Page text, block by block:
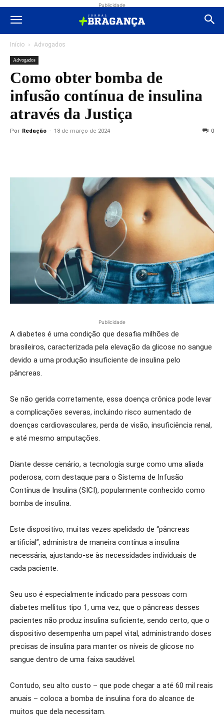
Publicidade
Início Advogados
Advogados
Como obter bomba de
infusão contínua de insulina
através da Justiça
Por Redação - 18 de março de 2024 0
Publicidade
A diabetes é uma condição que desafia milhões de
brasileiros, caracterizada pela elevação da glicose no sangue
devido a uma produção insuficiente de insulina pelo
pâncreas.
Se não gerida corretamente, essa doença crônica pode levar
a complicações severas, incluindo risco aumentado de
doenças cardiovasculares, perda de visão, insuficiência renal,
e até mesmo amputações.
Diante desse cenário, a tecnologia surge como uma aliada
poderosa, com destaque para o Sistema de Infusão
Contínua de Insulina (SICI), popularmente conhecido como
bomba de insulina.
Este dispositivo, muitas vezes apelidado de “pâncreas
artificial”, administra de maneira contínua a insulina
necessária, ajustando-se às necessidades individuais de
cada paciente.
Seu uso é especialmente indicado para pessoas com
diabetes mellitus tipo 1, uma vez, que o pâncreas desses
pacientes não produz insulina suficiente, sendo certo, que o
dispositivo desempenha um papel vital, administrando doses
precisas de insulina para manter os níveis de glicose no
sangue dentro de uma faixa saudável.
Contudo, seu alto custo – que pode chegar a até 60 mil reais
anuais – coloca a bomba de insulina fora do alcance de
muitos que dela necessitam.